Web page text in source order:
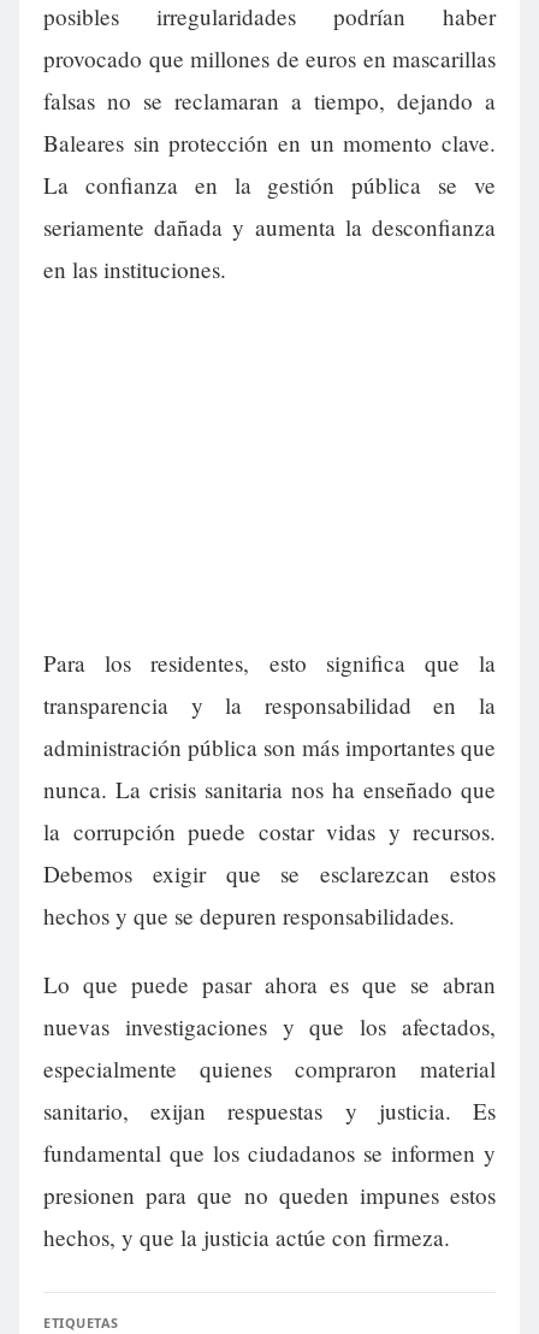
posibles irregularidades podrían haber
provocado que millones de euros en mascarillas
falsas no se reclamaran a tiempo, dejando a
Baleares sin protección en un momento clave.
La confianza en la gestión pública se ve
seriamente dañada y aumenta la desconfianza
en las instituciones.
Para los residentes, esto significa que la
transparencia y la responsabilidad en la
administración pública son más importantes que
nunca. La crisis sanitaria nos ha enseñado que
la corrupción puede costar vidas y recursos.
Debemos exigir que se esclarezcan estos
hechos y que se depuren responsabilidades.
Lo que puede pasar ahora es que se abran
nuevas investigaciones y que los afectados,
especialmente quienes compraron material
sanitario, exijan respuestas y justicia. Es
fundamental que los ciudadanos se informen y
presionen para que no queden impunes estos
hechos, y que la justicia actúe con firmeza.
ETIQUETAS